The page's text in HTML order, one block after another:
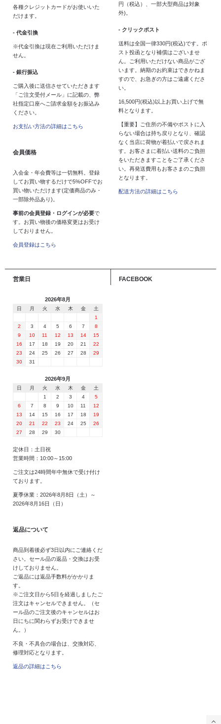
各種クレジットカードがお使いいた
だけます。
- 代金引換
※代金引換は現在ご利用いただけま
せん。
- 銀行振込
ご購入後に送信させていただきます
「ご注文受付メール」に記載の、弊
社指定口座へご請求金額をお振込み
ください。
お支払い方法の詳細はこちら
会員価格
入会金・年会費等は一切無料。登録
してお買い物するだけで5%OFFでお
買い物いただけます(定価商品のみ・
一部除外品あり)。
事前の会員登録・ログインが必要で
す。お買い物後の価格変更はお受け
しておりません。
会員登録はこちら
円（税込）、一部大型商品は対象
外)。
- クリックポスト
送料は全国一律330円(税込)です。ポ
スト投函となり補償はございませ
ん。ご利用いただけない商品がござ
います。納期のお約束はできかねま
すので、お急ぎの方はご遠慮くださ
い。
16,500円(税込)以上お買い上げで無
料となります。
【重要】ご住所の不備やポストに入
らない場合は持ち戻りとなり、確認
なく当店に荷物が着払いで戻されま
す。お客さまに着払い送料のご負担
をいただきますことをご了承くださ
い。再発送費用もお客さまのご負担
となります。
配送方法の詳細はこちら
営業日
2026年8月
日 月 火 水 木 金
土
1
2
3 4 5 6 7
8
9
10 11 12 13 14
15
16
17 18 19 20 21
22
23
24 25 26 27 28
29
30
31
2026年9月
日 月 火 水 木 金
土
1
2 3 4
5
6
7 8 9 10 11
12
13
14 15 16 17 18
19
20
21 22 23 24 25
26
27
28 29 30
定休日：土日祝
営業時間：10:00～15:00
ご注文は24時間年中無休で受け付け
ております。
夏季休業：2026年8月8日（土）～
2026年8月16日（日）
返品について
商品到着後必ず3日以内にご連絡くだ
さい。セール品の返品・交換はお受
けしておりません。
ご返品には返品手数料がかかりま
す。
※ご注文日から5日を経過しましたご
注文はキャンセルできません。（セ
ール品のご注文後のキャンセルはお
日にちに関わらずお受けできませ
ん。）
不良・不具合の場合は、交換対応、
修理対応となります。
返品の詳細はこちら
FACEBOOK